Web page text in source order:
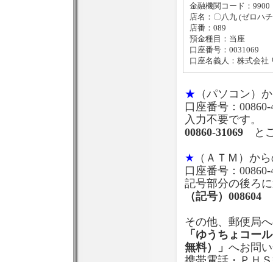
金融機関コード：9900
店名：〇八九 (ゼロハ
店番：089
預金種目：当座
口座番号：0031069
口座名義人：株式会社
★ （パソコン）
口座番号：
入力不要です。
00860-31069 と
★ （ＡＴＭ）か
口座番号：
記号部分の後ろ
（記号）008604
その他、郵便局
「ゆうちょコー
無料）」 へお問